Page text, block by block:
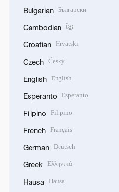
Bulgarian Български
Cambodian ខ្មែរ
Croatian Hrvatski
Czech Český
English English
Esperanto Esperanto
Filipino Filipino
French Français
German Deutsch
Greek Ελληνικά
Hausa Hausa